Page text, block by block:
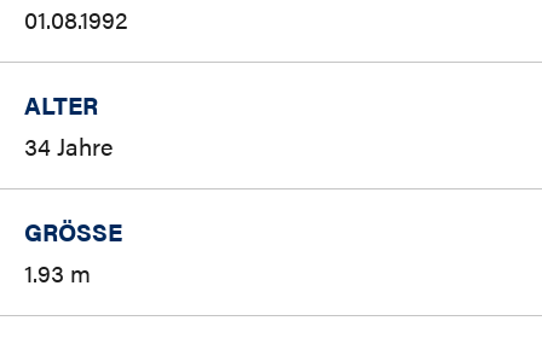
01.08.1992
ALTER
34 Jahre
GRÖSSE
1.93 m